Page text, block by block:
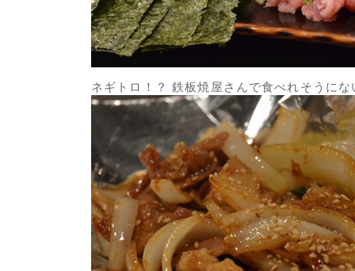
ネギトロ！？ 鉄板焼屋さんで食べれそうに